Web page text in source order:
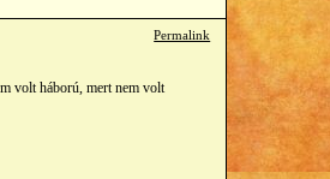
Permalink
volt háború, mert nem volt